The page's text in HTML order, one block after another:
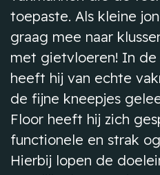
toepaste. Als kleine
graag mee naar
met gietvloeren! In de
heeft hij van echte
de fijne kneepjes
Floor heeft hij zich
functionele en strak
Hierbij lopen de